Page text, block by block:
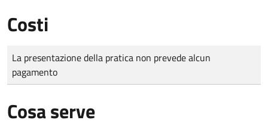
Costi
Tipo di pagamento
Importo
La presentazione della pratica non prevede alcun
pagamento
Cosa serve